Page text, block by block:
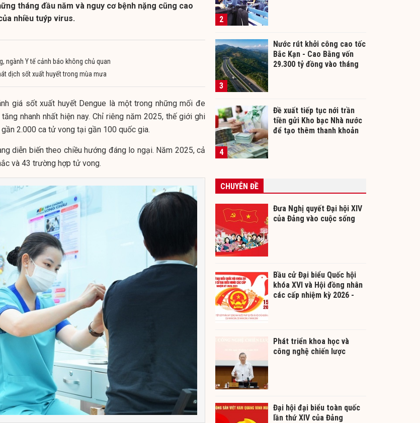
tháng đầu năm và nguy cơ bệnh nặng cũng cao
nhiều tuýp virus.
ngành Y tế cảnh báo không chủ quan
dịch sốt xuất huyết trong mùa mưa
giá sốt xuất huyết Dengue là một trong những mối đe
nhanh nhất hiện nay. Chỉ riêng năm 2025, thế giới ghi
2.000 ca tử vong tại gần 100 quốc gia.
diễn biến theo chiều hướng đáng lo ngại. Năm 2025, cả
và 43 trường hợp tử vong.
2
3
Nước rút khởi công cao tốc
Bắc Kạn - Cao Bằng vốn
29.300 tỷ đồng vào tháng
4
Đề xuất tiếp tục nới trần
tiền gửi Kho bạc Nhà nước
để tạo thêm thanh khoản
CHUYÊN ĐỀ
Đưa Nghị quyết Đại hội XIV
của Đảng vào cuộc sống
Bầu cử Đại biểu Quốc hội
khóa XVI và Hội đồng nhân
các cấp nhiệm kỳ 2026 -
Phát triển khoa học và
công nghệ chiến lược
Đại hội đại biểu toàn quốc
lần thứ XIV của Đảng